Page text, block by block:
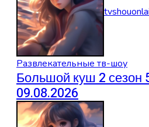
Развлекательные тв-шоу
Большой куш 2 сезон
09.08.2026